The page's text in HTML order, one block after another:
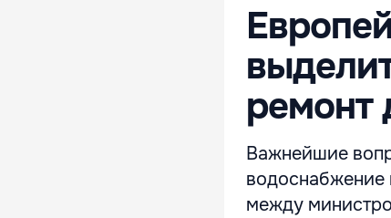
ремонт
Важнейшие
водоснабжение
между